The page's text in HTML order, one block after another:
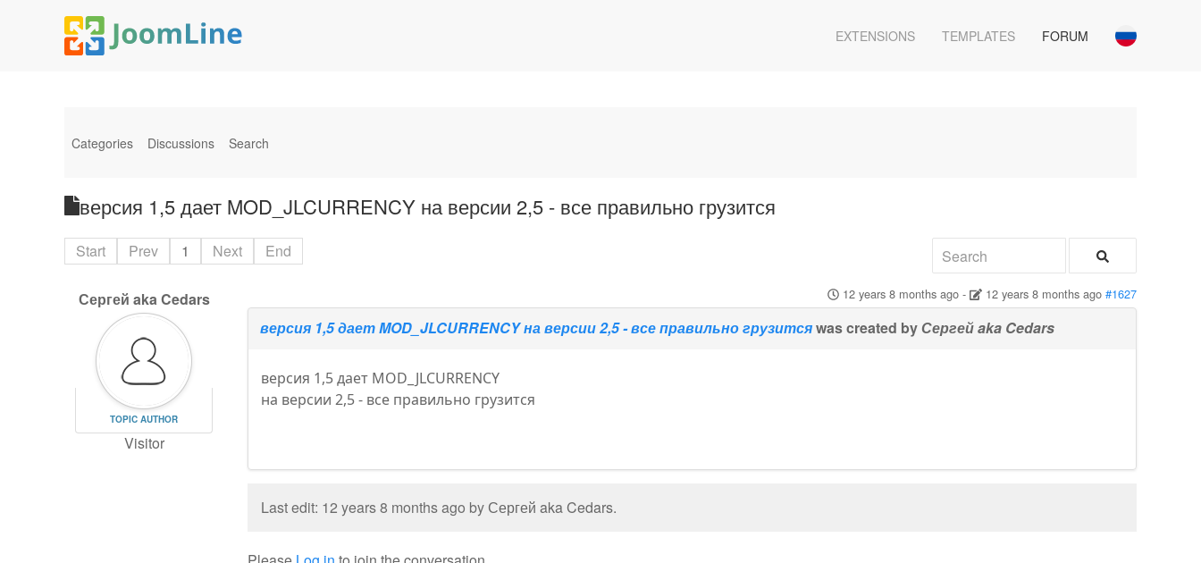
EXTENSIONS TEMPLATES FORUM
Categories Discussions Search
версия 1,5 дает MOD_JLCURRENCY на версии 2,5 - все правильно грузится
Start Prev 1 Next End
Сергей aka Cedars
TOPIC AUTHOR
Visitor
12 years 8 months ago- 12 years 8 months ago #1627
версия 1,5 дает MOD_JLCURRENCY на версии 2,5 - все правильно грузитсяwas created byСергей aka Cedars
версия 1,5 дает MOD_JLCURRENCY
на версии 2,5 - все правильно грузится
Last edit: 12 years 8 months ago by Сергей aka Cedars.